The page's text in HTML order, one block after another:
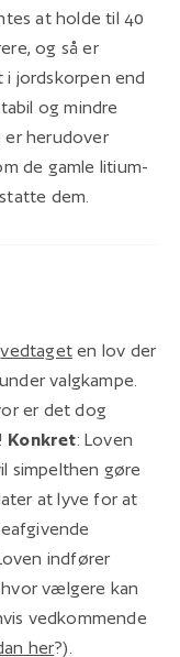
at holde til 40
og så er
i jordskorpen end
og mindre
er herudover
de gamle litium-
dem.
vedtaget en lov der
valgkampe.
er det dog
Konkret: Loven
simpelthen gøre
at lyve for at
indfører
vælgere kan
vedkommende
her?).